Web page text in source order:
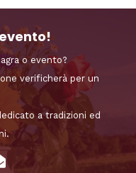
o evento?
verificherà per un
a tradizioni ed